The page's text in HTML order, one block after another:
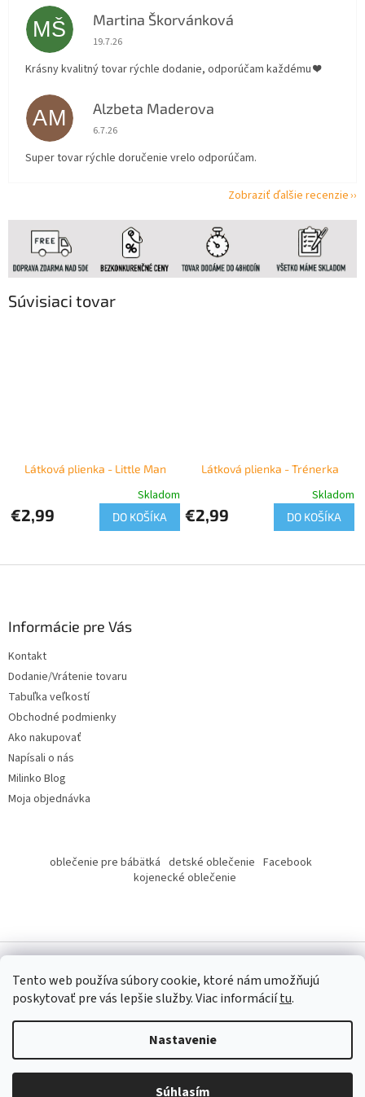
Tento web používa súbory cookie, ktoré nám umožňujú
poskytovať pre vás lepšie služby.Viac informáciítu.
Nastavenie
Súhlasím
Súvisiaci tovar
Látková plienka - Little Man
Skladom
€2,99 DO KOŠÍKA
Látková plienka - Trénerka
Skladom
€2,99 DO KOŠÍKA
MŠ Martina Škorvánková
Hodnotenie obchodu je 5 z 5 hviezdičiek.
19.7.26
Krásny kvalitný tovar rýchle dodanie, odporúčam každému ❤️
AM Alzbeta Maderova
Hodnotenie obchodu je 5 z 5 hviezdičiek.
6.7.26
Super tovar rýchle doručenie vrelo odporúčam.
Zobraziť ďalšie recenzie
Informácie pre Vás
Kontakt
Dodanie/Vrátenie tovaru
Tabuľka veľkostí
Obchodné podmienky
Ako nakupovať
Napísali o nás
Milinko Blog
Moja objednávka
oblečenie pre bábätká detské oblečenie Facebook
kojenecké oblečenie
Copyright 2026Milinko oblečenie. Všetky práva vyhradené.